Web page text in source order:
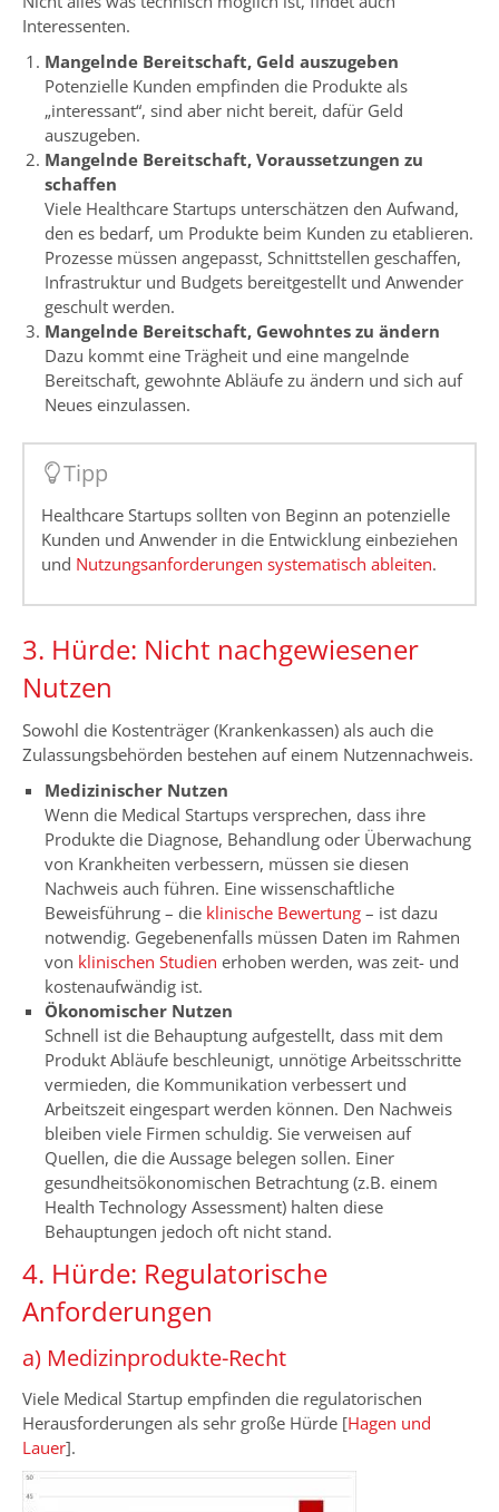
Interessenten.
Mangelnde Bereitschaft, Geld auszugeben
Potenzielle Kunden empfinden die Produkte als
„interessant“, sind aber nicht bereit, dafür Geld
auszugeben.
Mangelnde Bereitschaft, Voraussetzungen zu
schaffen
Viele Healthcare Startups unterschätzen den Aufwand,
den es bedarf, um Produkte beim Kunden zu etablieren.
Prozesse müssen angepasst, Schnittstellen geschaffen,
Infrastruktur und Budgets bereitgestellt und Anwender
geschult werden.
Mangelnde Bereitschaft, Gewohntes zu ändern
Dazu kommt eine Trägheit und eine mangelnde
Bereitschaft, gewohnte Abläufe zu ändern und sich auf
Neues einzulassen.
Tipp
Healthcare Startups sollten von Beginn an potenzielle
Kunden und Anwender in die Entwicklung einbeziehen
und Nutzungsanforderungen systematisch ableiten.
3. Hürde: Nicht nachgewiesener
Nutzen
Sowohl die Kostenträger (Krankenkassen) als auch die
Zulassungsbehörden bestehen auf einem Nutzennachweis.
Medizinischer Nutzen
Wenn die Medical Startups versprechen, dass ihre
Produkte die Diagnose, Behandlung oder Überwachung
von Krankheiten verbessern, müssen sie diesen
Nachweis auch führen. Eine wissenschaftliche
Beweisführung – die klinische Bewertung – ist dazu
notwendig. Gegebenenfalls müssen Daten im Rahmen
von klinischen Studien erhoben werden, was zeit- und
kostenaufwändig ist.
Ökonomischer Nutzen
Schnell ist die Behauptung aufgestellt, dass mit dem
Produkt Abläufe beschleunigt, unnötige Arbeitsschritte
vermieden, die Kommunikation verbessert und
Arbeitszeit eingespart werden können. Den Nachweis
bleiben viele Firmen schuldig. Sie verweisen auf
Quellen, die die Aussage belegen sollen. Einer
gesundheitsökonomischen Betrachtung (z.B. einem
Health Technology Assessment) halten diese
Behauptungen jedoch oft nicht stand.
4. Hürde: Regulatorische
Anforderungen
a) Medizinprodukte-Recht
Viele Medical Startup empfinden die regulatorischen
Herausforderungen als sehr große Hürde [Hagen und
Lauer].